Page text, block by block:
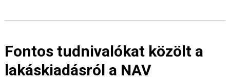
Fontos tudnivalókat közölt a
lakáskiadásról a NAV